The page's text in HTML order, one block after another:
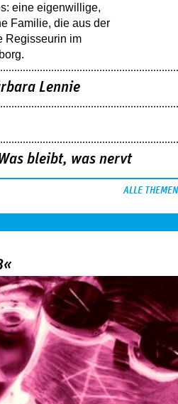
eine eigenwillige,
­Familie, die aus der
Regisseurin im
Lennie
bleibt, was nervt
ALLE THEMEN